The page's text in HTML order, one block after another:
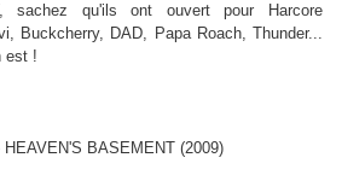
sachez qu'ils ont ouvert pour Harcore
Buckcherry, DAD, Papa Roach, Thunder...
est !
BASEMENT (2009)